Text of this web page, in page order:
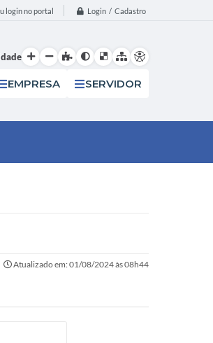
login no portal Login / Cadastro
EMPRESA SERVIDOR
Atualizado em: 01/08/2024 às 08h44